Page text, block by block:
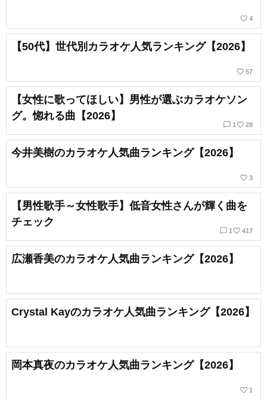
favorite_border 4
【50代】世代別カラオケ人気ランキング【2026】
favorite_border 57
【女性に歌ってほしい】男性が選ぶカラオケソン
グ。惚れる曲【2026】
chat_bubble_outline 1 favorite_border 28
今井美樹のカラオケ人気曲ランキング【2026】
favorite_border 3
【男性歌手～女性歌手】低音女性さんが輝く曲を
チェック
chat_bubble_outline 1 favorite_border 417
広瀬香美のカラオケ人気曲ランキング【2026】
Crystal Kayのカラオケ人気曲ランキング【2026】
岡本真夜のカラオケ人気曲ランキング【2026】
favorite_border 1